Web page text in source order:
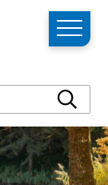
Suche